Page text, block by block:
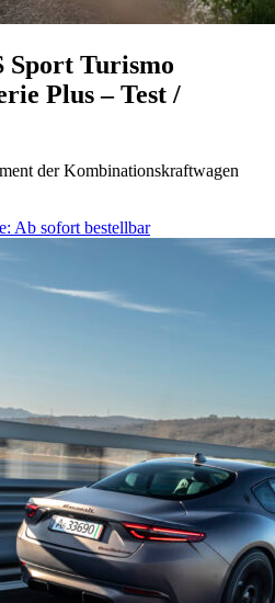
Sport Turismo
Plus – Test /
der Kombinationskraftwagen
Ab sofort bestellbar